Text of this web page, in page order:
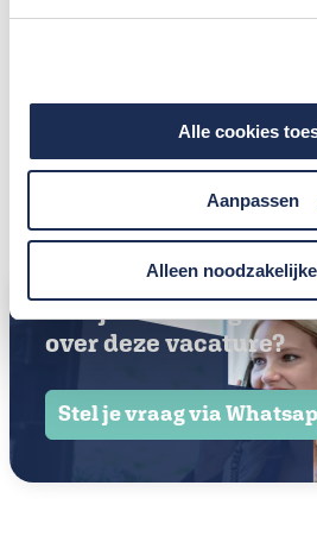
Alle cookies
Aanpassen
Alleen
0591 – 61 33 44.
E-mail
Heb je een vraag
over deze vacature?
Stel je vraag via